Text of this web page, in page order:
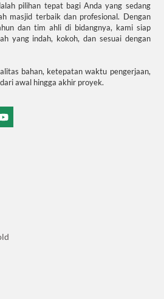
pilihan tepat bagi Anda yang sedang
masjid terbaik dan profesional. Dengan
dan tim ahli di bidangnya, kami siap
yang indah, kokoh, dan sesuai dengan
bahan, ketepatan waktu pengerjaan,
awal hingga akhir proyek.